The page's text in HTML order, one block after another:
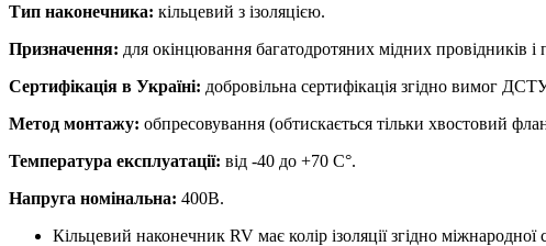
Тип наконечника: кільцевий з ізоляцією.
Призначення: для окінцювання багатодротяних мідних провідників
Сертифікація в Україні: добровільна сертифікація згідно вимог
Метод монтажу: обпресовування (обтискається тільки хвостовий
Температура експлуатації: від -40 до +70 С°.
Напруга номінальна: 400В.
Кільцевий наконечник RV має колір ізоляції згідно